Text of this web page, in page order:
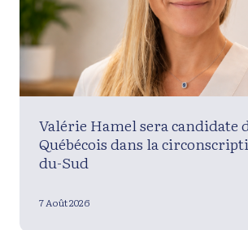
Valérie Hamel sera candidate
Québécois dans la
du-Sud
7 Août 2026